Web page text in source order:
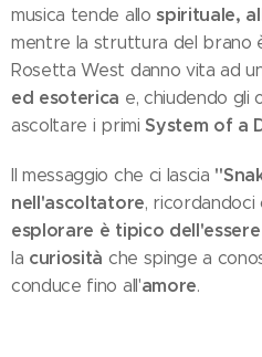
musica tende allospirituale,
mentre la struttura del brano
Rosetta West danno vita ad
ed esoterica e, chiudendo gli
ascoltare i primi System of a
Il messaggio che ci lascia
nell'ascoltatore, ricordandoci
esplorare è tipico
la curiosità che spinge a
conduce fino all'amore.